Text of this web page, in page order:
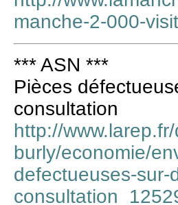
manche-2-000-
*** ASN ***
Pièces
consultation
http://
burly/economie/
defectueuses-sur-